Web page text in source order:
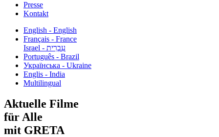
Presse
Kontakt
English - English
Français - France
עִבְרִית - Israel
Português - Brazil
Українська - Ukraine
Englis - India
Multilingual
Aktuelle Filme
für Alle
mit GRETA